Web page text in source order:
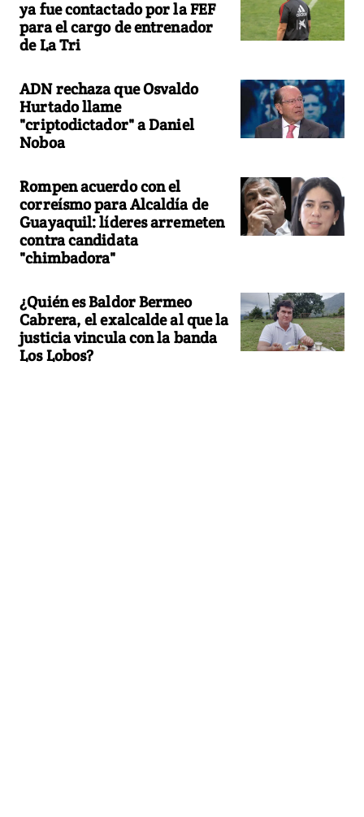
ya fue contactado por la FEF
para el cargo de entrenador
de La Tri
ADN rechaza que Osvaldo
Hurtado llame
"criptodictador" a Daniel
Noboa
Rompen acuerdo con el
correísmo para Alcaldía de
Guayaquil: líderes arremeten
contra candidata
"chimbadora"
¿Quién es Baldor Bermeo
Cabrera, el exalcalde al que la
justicia vincula con la banda
Los Lobos?